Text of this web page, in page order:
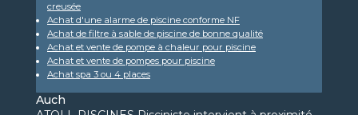
creusée
Achat d'une alarme de piscine conforme NF
Achat de filtre à sable de piscine de bonne qualité
Achat et vente de pompe à chaleur pour piscine
Achat et vente de pompes pour piscine
Achat spa 3 ou 4 places
Auch